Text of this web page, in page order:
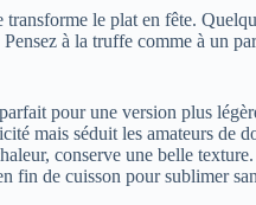
le plat en fête.
à la truffe comme à un
pour une version plus
mais séduit les amateurs de
conserve une belle texture.
fin de cuisson pour sublimer